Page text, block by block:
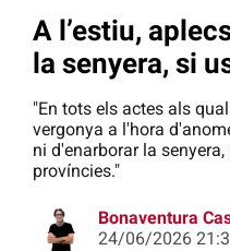
A l’estiu,
la senyera, si
"En tots els actes als
vergonya a l'hora
ni d'enarborar la
províncies."
Bonaventura
24/06/2026